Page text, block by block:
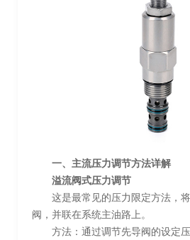
一、主流压力调节方法详解
溢流阀式压力调节
这是最常见的压力限定方法，
阀，并联在系统主油路上。
方法：通过调节先导阀的设定